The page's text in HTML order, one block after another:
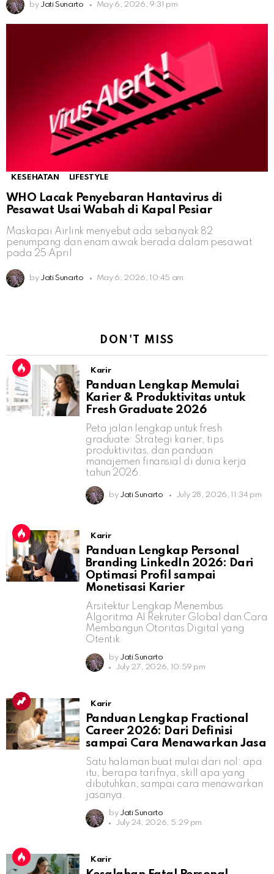
by Jati Sunarto May 6, 2026, 9:31 pm
KESEHATAN LIFESTYLE
WHO Lacak Penyebaran Hantavirus di
Pesawat Usai Wabah di Kapal Pesiar
Maskapai Airlink menyebut ada sebanyak 82
penumpang dan enam awak berada dalam pesawat
pada 25 April
by Jati Sunarto May 6, 2026, 10:45 am
DON'T MISS
Karir
Panduan Lengkap Memulai
Karier & Produktivitas untuk
Fresh Graduate 2026
Peta jalan lengkap untuk fresh
graduate: Strategi karier, tips
produktivitas, dan panduan
manajemen finansial di dunia kerja
tahun 2026.
by Jati Sunarto July 28, 2026, 11:34 pm
Karir
Panduan Lengkap Personal
Branding LinkedIn 2026: Dari
Optimasi Profil sampai
Monetisasi Karier
Arsitektur Lengkap Menembus
Algoritma AI Rekruter Global dan Cara
Membangun Otoritas Digital yang
Otentik
by Jati Sunarto
July 27, 2026, 10:59 pm
Karir
Panduan Lengkap Fractional
Career 2026: Dari Definisi
sampai Cara Menawarkan Jasa
Satu halaman buat mulai dari nol: apa
itu, berapa tarifnya, skill apa yang
dibutuhkan, sampai cara menawarkan
jasanya.
by Jati Sunarto
July 24, 2026, 5:29 pm
Karir